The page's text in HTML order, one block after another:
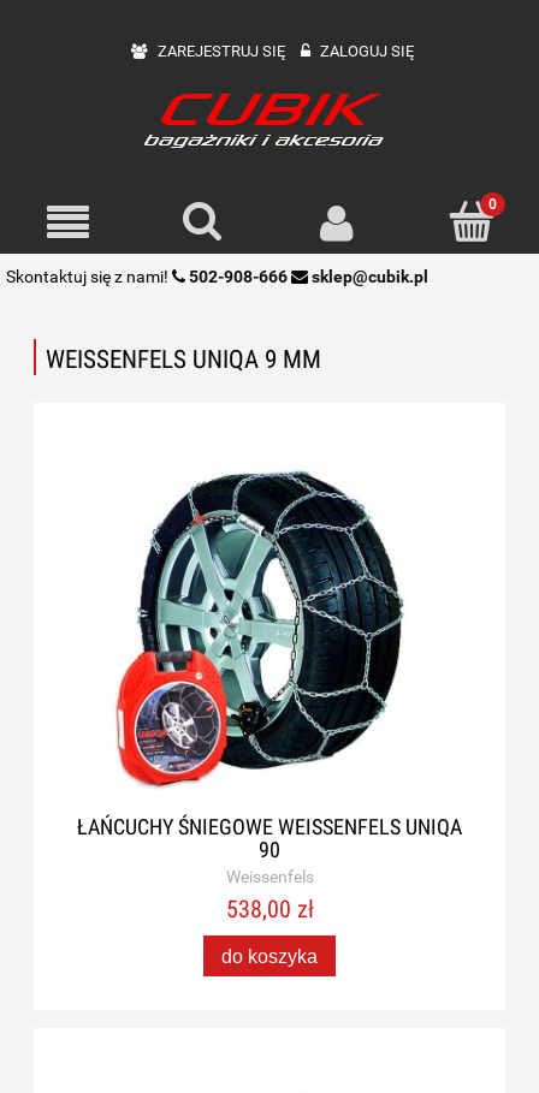
ZAREJESTRUJ SIĘ ZALOGUJ SIĘ
Skontaktuj się z nami! 502-908-666 sklep@cubik.pl
WEISSENFELS UNIQA 9 MM
ŁAŃCUCHY ŚNIEGOWE WEISSENFELS UNIQA
90
Weissenfels
538,00 zł
do koszyka